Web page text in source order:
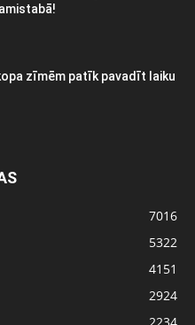
zīmēm patīk pavadīt laiku
7016
5322
4151
2924